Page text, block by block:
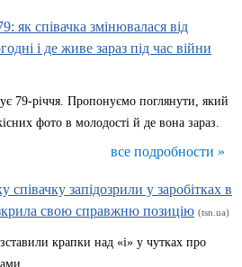
як співачка змінювалася від
і де живе зараз під час війни
79-річчя. Пропонуємо поглянути, який
фото в молодості й де вона зараз.
все подробности »
співачку запідозрили у заробітках в
свою справжню позицію (tsn.ua)
крапки над «і» у чутках про